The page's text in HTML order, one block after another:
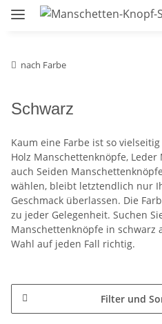
nach Farbe
Schwarz
Kaum eine Farbe ist so
Holz Manschettenknöpfe,
auch Seiden
wählen, bleibt letztendlich nur
Geschmack überlassen. Die
zu jeder Gelegenheit. Suchen
Manschettenknöpfe in schwarz
Wahl auf jeden Fall richtig.
Filter und